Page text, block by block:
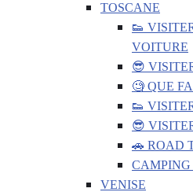
TOSCANE
👟
VOITURE
😎
🧐 QUE
👟
😎
🚗 ROAD
VENISE